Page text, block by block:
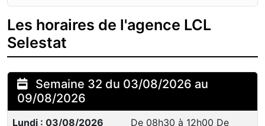
Les horaires de l'agence LCL
Selestat
Semaine 32 du 03/08/2026 au
09/08/2026
Lundi : 03/08/2026
De 08h30 à 12h00 De